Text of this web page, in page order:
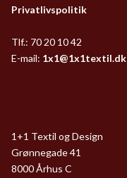
Privatlivspolitik
Tlf.: 70 20 10 42
E-mail: 1x1@1x1textil.dk
1+1 Textil og Design
Grønnegade 41
8000 Århus C